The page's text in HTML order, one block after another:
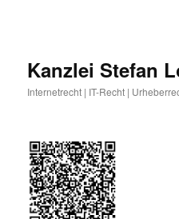
Kanzlei Stefan
Internetrecht | IT-Recht |